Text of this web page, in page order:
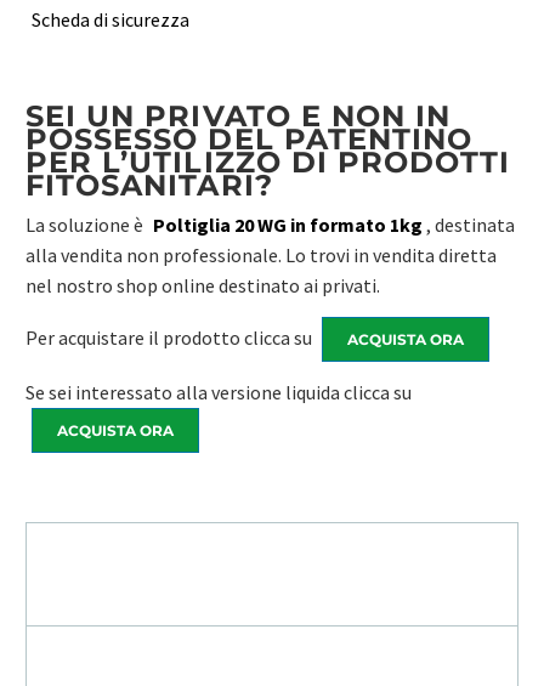
Scheda di sicurezza
SEI UN PRIVATO E NON IN
POSSESSO DEL PATENTINO
PER L’UTILIZZO DI PRODOTTI
FITOSANITARI?
La soluzione è Poltiglia 20 WG in formato 1kg , destinata
alla vendita non professionale. Lo trovi in vendita diretta
nel nostro shop online destinato ai privati.
Per acquistare il prodotto clicca su ACQUISTA ORA
Se sei interessato alla versione liquida clicca su
ACQUISTA ORA